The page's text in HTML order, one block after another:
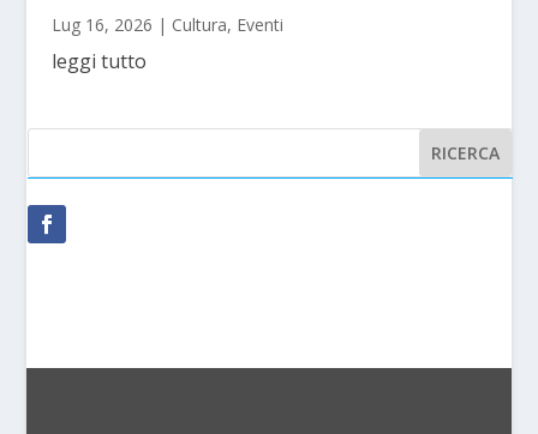
Lug 16, 2026 | Cultura, Eventi
leggi tutto